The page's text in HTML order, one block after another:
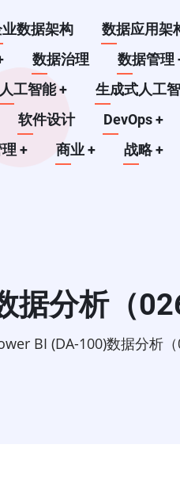
数据架构 数据应用架
数据治理 数据管理
人工智能+ 生成式人工
软件设计 DevOps+
理+ 商业+ 战略+
据分析（
BI (DA-100)数据分析（